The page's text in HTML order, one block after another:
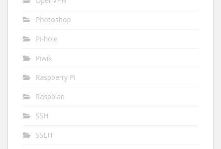
Photoshop
Pi-hole
Piwik
Raspberry Pi
Raspbian
SSH
SSLH